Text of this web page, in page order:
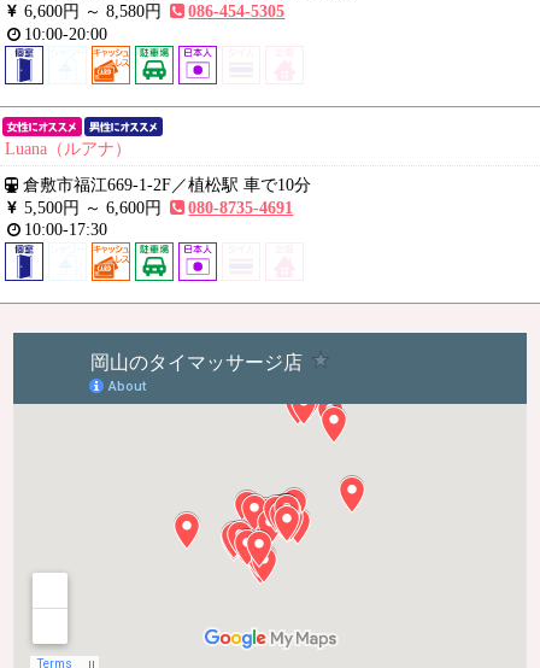
6,600円 ～8,580円
086-454-5305
10:00-20:00
Luana（ルアナ）
倉敷市福江669-1-2F／植松駅 車で10分
5,500円 ～6,600円
080-8735-4691
10:00-17:30